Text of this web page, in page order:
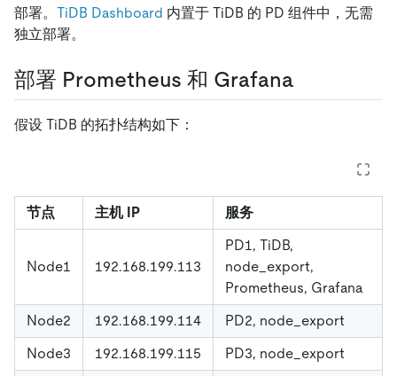
部署。 TiDB Dashboard 内置于 TiDB 的 PD 组件中，无需
独立部署。
部署 Prometheus 和 Grafana
假设 TiDB 的拓扑结构如下：
节点 主机 IP 服务
Node1 192.168.199.113
PD1, TiDB,
node_export,
Prometheus, Grafana
Node2
192.168.199.114
PD2, node_export
Node3
192.168.199.115
PD3, node_export